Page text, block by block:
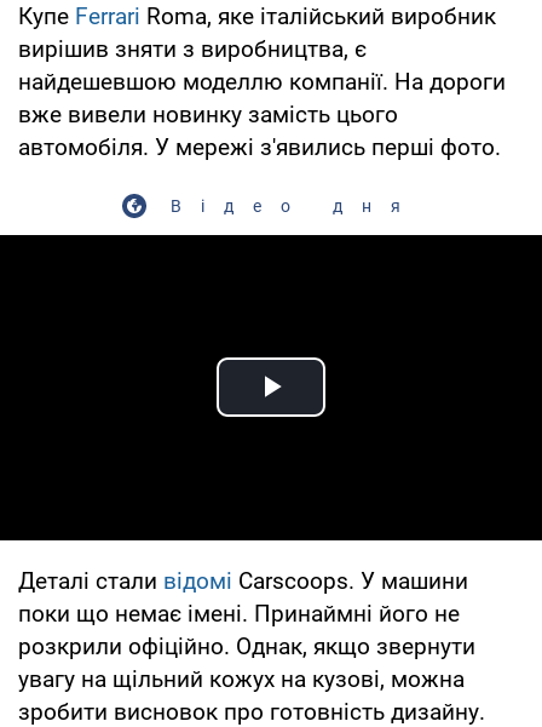
Купе Ferrari Roma, яке італійський виробник
вирішив зняти з виробництва, є
найдешевшою моделлю компанії. На дороги
вже вивели новинку замість цього
автомобіля. У мережі з'явились перші фото.
Відео дня
Play Video
Деталі стали відомі Carscoops. У машини
поки що немає імені. Принаймні його не
розкрили офіційно. Однак, якщо звернути
увагу на щільний кожух на кузові, можна
зробити висновок про готовність дизайну.